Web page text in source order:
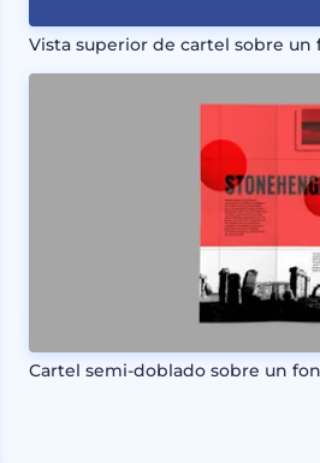
Vista superior de cartel sobre un
Cartel semi-doblado sobre un